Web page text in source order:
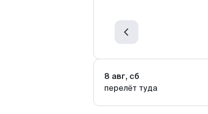
8 авг, сб
перелёт туда